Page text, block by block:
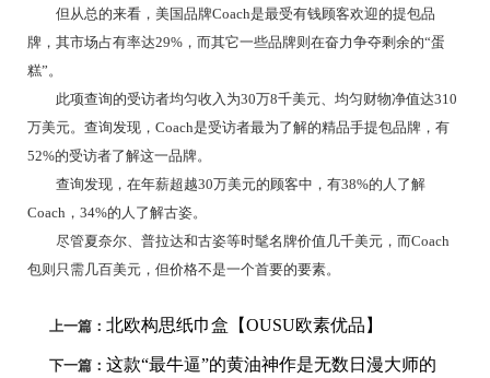
但从总的来看，美国品牌Coach是最受有钱顾客欢迎的提包品
牌，其市场占有率达29%，而其它一些品牌则在奋力争夺剩余的“蛋
糕”。
此项查询的受访者均匀收入为30万8千美元、均匀财物净值达310
万美元。查询发现，Coach是受访者最为了解的精品手提包品牌，有
52%的受访者了解这一品牌。
查询发现，在年薪超越30万美元的顾客中，有38%的人了解
Coach，34%的人了解古姿。
尽管夏奈尔、普拉达和古姿等时髦名牌价值几千美元，而Coach
包则只需几百美元，但价格不是一个首要的要素。
上一篇： 北欧构思纸巾盒【OUSU欧素优品】
下一篇： 这款“最牛逼”的黄油神作是无数日漫大师的